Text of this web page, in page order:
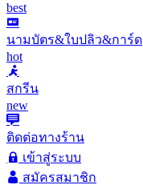
best
นามบัตร&ใบปลิว&การ์ด
hot
สกรีน
new
ติดต่อทางร้าน
เข้าสู่ระบบ
สมัครสมาชิก